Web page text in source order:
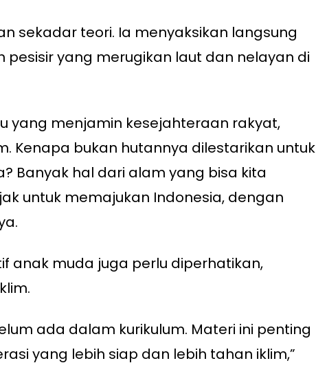
sekadar teori. Ia menyaksikan langsung
yang merugikan laut dan nelayan di
yang menjamin kesejahteraan rakyat,
Kenapa bukan hutannya dilestarikan untuk
Banyak hal dari alam yang bisa kita
untuk memajukan Indonesia, dengan
anak muda juga perlu diperhatikan,
ada dalam kurikulum. Materi ini penting
yang lebih siap dan lebih tahan iklim,”